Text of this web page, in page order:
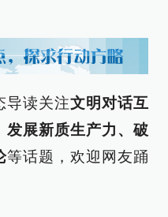
导读关注文明对话互
发展新质生产力、破
等话题，欢迎网友踊